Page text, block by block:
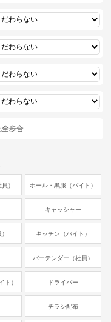
全歩合
） ホール・黒服（バイト）
キャッシャー
キッチン（バイト）
バーテンダー（社員）
ト） ドライバー
チラシ配布